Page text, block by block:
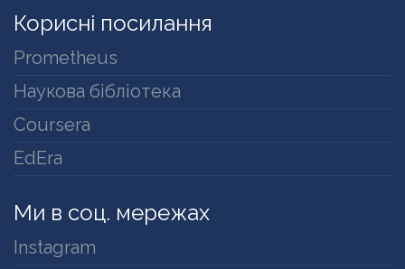
Корисні посилання
Prometheus
Наукова бібліотека
Coursera
EdEra
Ми в соц. мережах
Instagram